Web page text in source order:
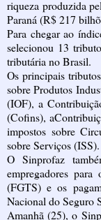
riqueza produzida
Paraná (R$ 217
Para chegar ao
selecionou 13
tributária no Brasil.
Os principais
sobre Produtos
(IOF), a
(Cofins),
impostos sobre
sobre Serviços (ISS).
O Sinprofaz
empregadores
(FGTS) e os
Nacional do Seguro
Amanhã (25), o